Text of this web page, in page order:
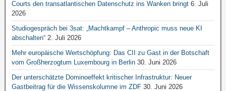
Courts den transatlantischen Datenschutz ins Wanken bringt 6. Juli
2026
Studiogespräch bei 3sat: „Machtkampf – Anthropic muss neue KI
abschalten“ 2. Juli 2026
Mehr europäische Wertschöpfung: Das CII zu Gast in der Botschaft
vom Großherzogtum Luxembourg in Berlin 30. Juni 2026
Der unterschätzte Dominoeffekt kritischer Infrastruktur: Neuer
Gastbeitrag für die Wissenskolumne im ZDF 30. Juni 2026